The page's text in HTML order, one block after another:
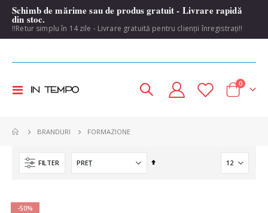
Schimb de mărime sau de produs gratuit - Livrare rapidă
din stoc.
!!Retur simplu în 14 zile - Livrare gratuită pentru clienții înregistrați!!
Toggle
Cart
0items
BRANDURI FORMAZIONE
FILTER
Set
-50%